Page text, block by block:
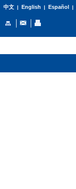
中文| English | Español |